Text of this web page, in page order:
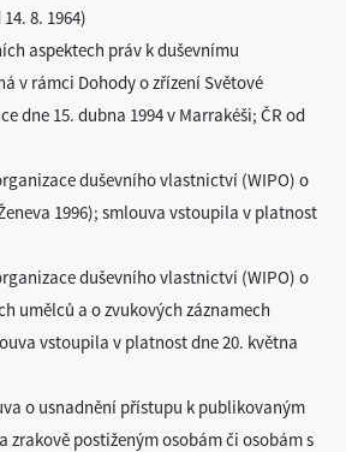
8. 1964)
aspektech práv k duševnímu
v rámci Dohody o zřízení Světové
dne 15. dubna 1994 v Marrakéši; ČR od
duševního vlastnictví (WIPO) o
1996); smlouva vstoupila v platnost
duševního vlastnictví (WIPO) o
umělců a o zvukových záznamech
vstoupila v platnost dne 20. května
o usnadnění přístupu k publikovaným
zrakově postiženým osobám či osobám s